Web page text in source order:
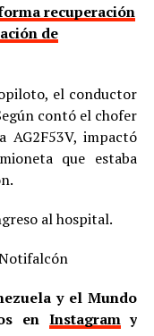
recuperación
de
el conductor
contó el chofer
AG2F53V, impactó
que estaba
al hospital.
y el Mundo
en Instagramy